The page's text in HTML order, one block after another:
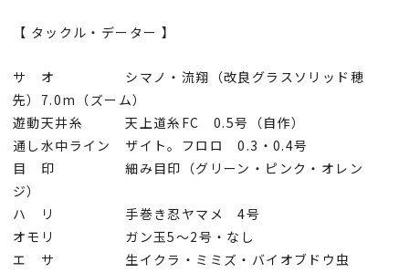
【 タックル・データー 】
サ オ シマノ・流翔（改良グラスソリッド穂
先）7.0m（ズーム）
遊動天井糸 天上道糸FC 0.5号（自作）
通し水中ライン ザイト。フロロ 0.3・0.4号
目 印 細み目印（グリーン・ピンク・オレン
ジ）
ハ リ 手巻き忍ヤマメ 4号
オモリ ガン玉5～2号・なし
エ サ 生イクラ・ミミズ・バイオブドウ虫